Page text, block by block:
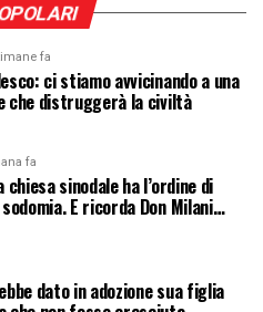
fa
ci stiamo avvicinando a una
che distruggerà la civiltà
fa
chiesa sinodale ha l’ordine di
E ricorda Don Milani…
dato in adozione sua figlia